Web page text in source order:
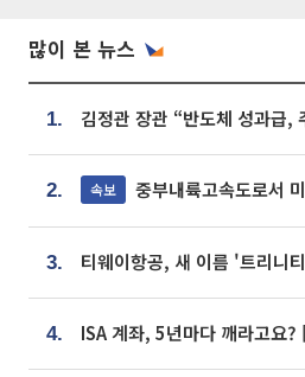
많이 본 뉴스
1.
2. 속보 중부내륙고속도로서
3.
4. ISA 계좌, 5년마다 깨라고요?